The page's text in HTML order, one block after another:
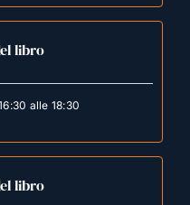
libro
alle 18:30
libro